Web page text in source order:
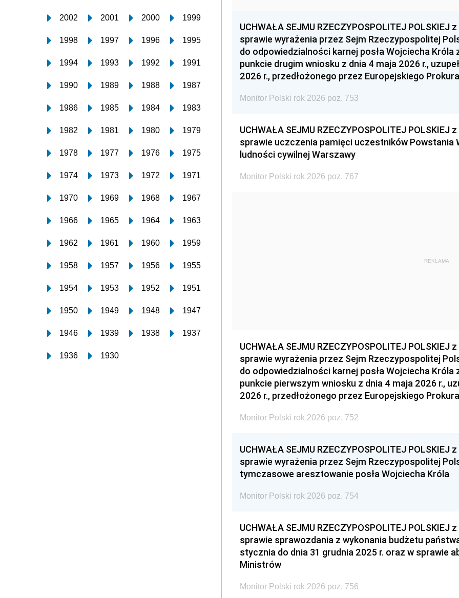
2002 2001 2000 1999
1998 1997 1996 1995
1994 1993 1992 1991
1990 1989 1988 1987
1986 1985 1984 1983
1982 1981 1980 1979
1978 1977 1976 1975
1974 1973 1972 1971
1970 1969 1968 1967
1966 1965 1964 1963
1962 1961 1960 1959
1958 1957 1956 1955
1954 1953 1952 1951
1950 1949 1948 1947
1946 1939 1938 1937
1936 1930
UCHWAŁA SEJMU RZECZYPOSPOLITEJ POLSKIEJ
sprawie wyrażenia przez Sejm Rzeczypospolitej
do odpowiedzialności karnej posła Wojciecha Króla
punkcie drugim wniosku z dnia 4 maja 2026 r.,
2026 r., przedłożonego przez Europejskiego
Monitor Polski rok 2026 poz. 753
UCHWAŁA SEJMU RZECZYPOSPOLITEJ POLSKIEJ
sprawie uczczenia pamięci uczestników Powstania
ludności cywilnej Warszawy
Monitor Polski rok 2026 poz. 767
REKLAMA
UCHWAŁA SEJMU RZECZYPOSPOLITEJ POLSKIEJ
sprawie wyrażenia przez Sejm Rzeczypospolitej
do odpowiedzialności karnej posła Wojciecha Króla
punkcie pierwszym wniosku z dnia 4 maja 2026 r.,
2026 r., przedłożonego przez Europejskiego
Monitor Polski rok 2026 poz. 752
UCHWAŁA SEJMU RZECZYPOSPOLITEJ POLSKIEJ
sprawie wyrażenia przez Sejm Rzeczypospolitej
tymczasowe aresztowanie posła Wojciecha Króla
Monitor Polski rok 2026 poz. 754
UCHWAŁA SEJMU RZECZYPOSPOLITEJ POLSKIEJ
sprawie sprawozdania z wykonania budżetu
stycznia do dnia 31 grudnia 2025 r. oraz w sprawie
Ministrów
Monitor Polski rok 2026 poz. 756